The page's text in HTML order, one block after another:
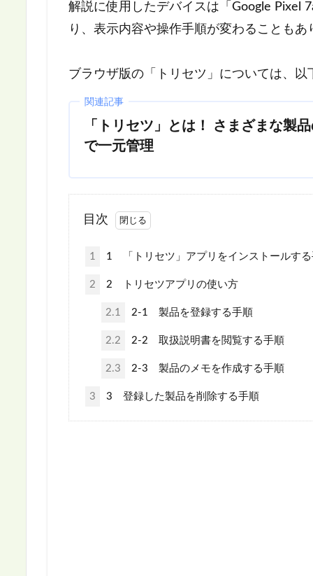
解説に使用したデバイスは「Google Pixel
り、表示内容や操作手順が変わることもあ
ブラウザ版の「トリセツ」については、
関連記事
「トリセツ」とは！ さまざまな製
で一元管理
目次
1 1 「トリセツ」アプリをインストールする
2 2 トリセツアプリの使い方
2.1 2-1 製品を登録する手順
2.2 2-2 取扱説明書を閲覧する手順
2.3 2-3 製品のメモを作成する手順
3 3 登録した製品を削除する手順